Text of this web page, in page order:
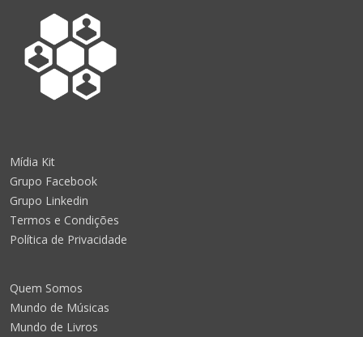
Mídia Kit
Grupo Facebook
Grupo Linkedin
Termos e Condições
Política de Privacidade
Quem Somos
Mundo de Músicas
Mundo de Livros